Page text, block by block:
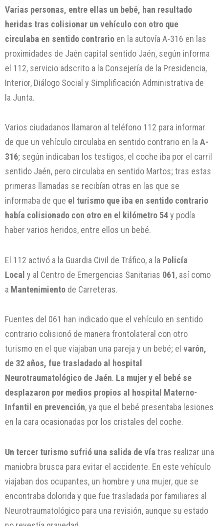
Varias personas, entre ellas un bebé, han resultado
heridas tras colisionar un vehículo con otro que
circulaba en sentido contrario en la autovía A-316 en las
proximidades de Jaén capital sentido Jaén, según informa
el 112, servicio adscrito a la Consejería de la Presidencia,
Interior, Diálogo Social y Simplificación Administrativa de
la Junta.
Varios ciudadanos llamaron al teléfono 112 para informar
de que un vehículo circulaba en sentido contrario en la A-
316; según indicaban los testigos, el coche iba por el carril
sentido Jaén, pero circulaba en sentido Martos; tras estas
primeras llamadas se recibían otras en las que se
informaba de que el turismo que iba en sentido contrario
había colisionado con otro en el kilómetro 54y podía
haber varios heridos, entre ellos un bebé.
El 112 activó a la Guardia Civil de Tráfico, a la Policía
Local y al Centro de Emergencias Sanitarias 061, así como
a Mantenimiento de Carreteras.
Fuentes del 061 han indicado que el vehículo en sentido
contrario colisionó de manera frontolateral con otro
turismo en el que viajaban una pareja y un bebé; el varón,
de 32 años, fue trasladado al hospital
Neurotraumatológico de Jaén. La mujer y el bebé se
desplazaron por medios propios al hospital Materno-
Infantil en prevención, ya que el bebé presentaba lesiones
en la cara ocasionadas por los cristales del coche.
Un tercer turismo sufrió una salida de vía tras realizar una
maniobra brusca para evitar el accidente. En este vehículo
viajaban dos ocupantes, un hombre y una mujer, que se
encontraba dolorida y que fue trasladada por familiares al
Neurotraumatológico para una revisión, aunque su estado